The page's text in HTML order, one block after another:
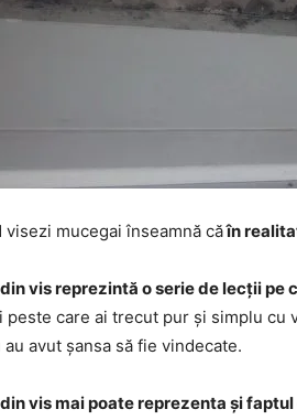
visezi mucegai înseamnă căîn
vis reprezintă o serie de lecții pe
peste care ai trecut pur și simplu cu
au avut șansa să fie vindecate.
vis mai poate reprezenta și